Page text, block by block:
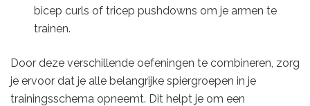
bicep curls of tricep pushdowns om je armen te
trainen.
Door deze verschillende oefeningen te combineren, zorg
je ervoor dat je alle belangrijke spiergroepen in je
trainingsschema opneemt. Dit helpt je om een